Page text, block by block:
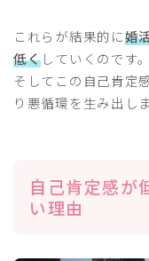
これらが結果的に婚
低くしていくのです。
そしてこの自己肯定
り悪循環を生み出しま
自己肯定感が
い理由